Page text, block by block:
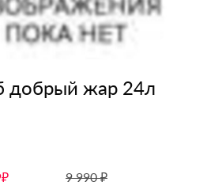
добрый жар 24л
9 990 ₽